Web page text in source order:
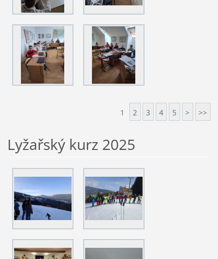
1 2 3 4 5 > >>
Lyžařský kurz 2025